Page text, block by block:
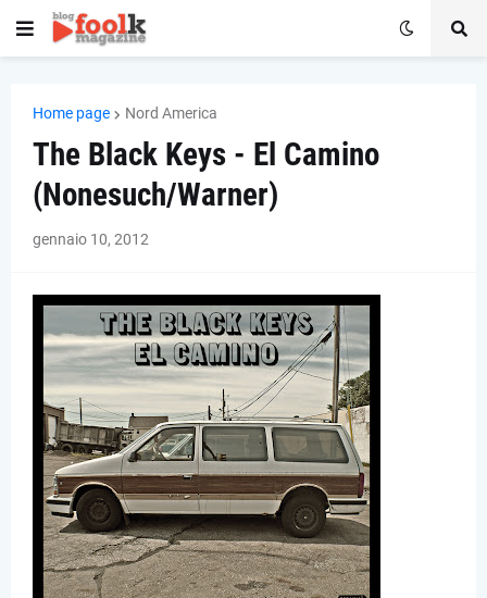
Home page Nord America
The Black Keys - El Camino
(Nonesuch/Warner)
gennaio 10, 2012